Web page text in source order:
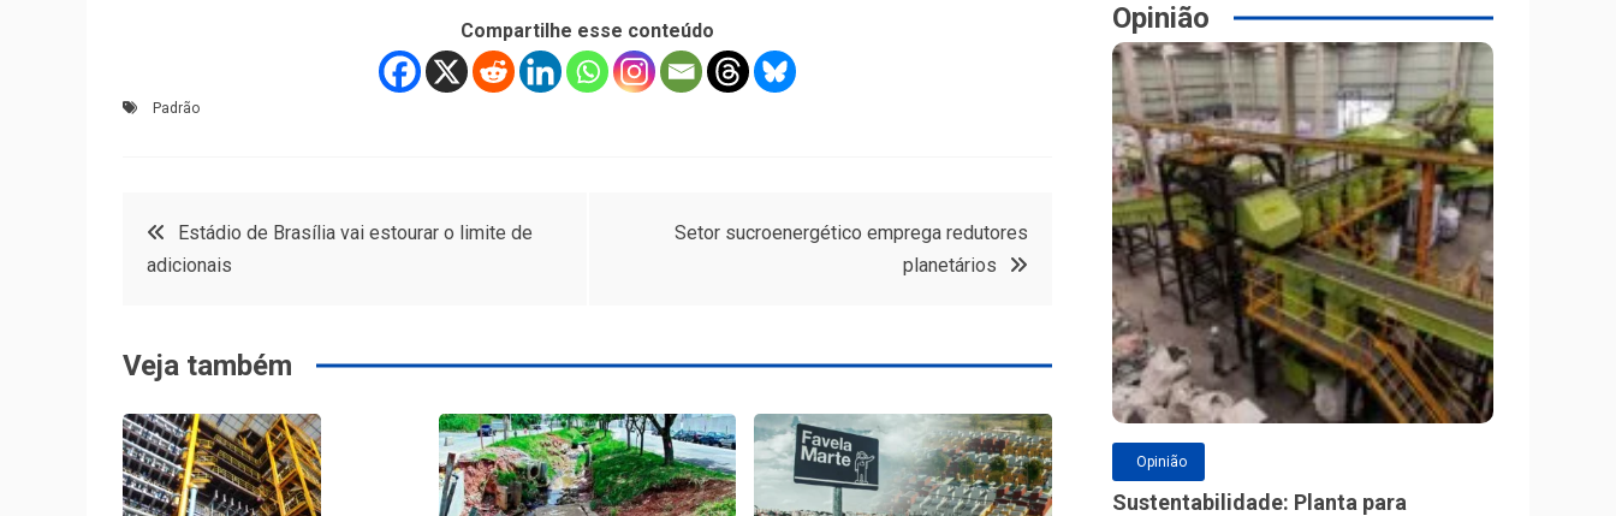
Compartilhe esse conteúdo
Padrão
Navegação
Post
Estádio de Brasília vai estourar o limite de
adicionais
Setor sucroenergético emprega redutores
planetários
Veja também
Opinião
Opinião
Sustentabilidade: Planta para